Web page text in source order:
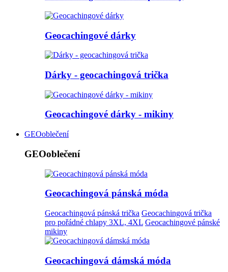
Geocachingové dárky
Dárky - geocachingová trička
Geocachingové dárky - mikiny
GEOoblečení
GEOoblečení
Geocachingová pánská móda
Geocachingová pánská trička Geocachingová trička
pro pořádné chlapy 3XL, 4XL Geocachingové pánské
mikiny
Geocachingová dámská móda